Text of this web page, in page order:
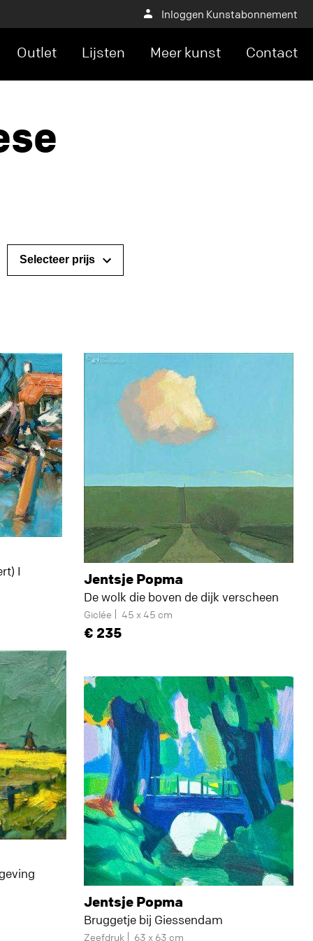
Inloggen Kunstabonnement
Outlet Lijsten Meer kunst Contact
Selecteer prijs
I Jentsje Popma
De wolk die boven de dijk verscheen
Giclée 45 x 45 cm
235
Jentsje Popma
Bruggetje bij Giessendam
Zeefdruk 63 x 63 cm